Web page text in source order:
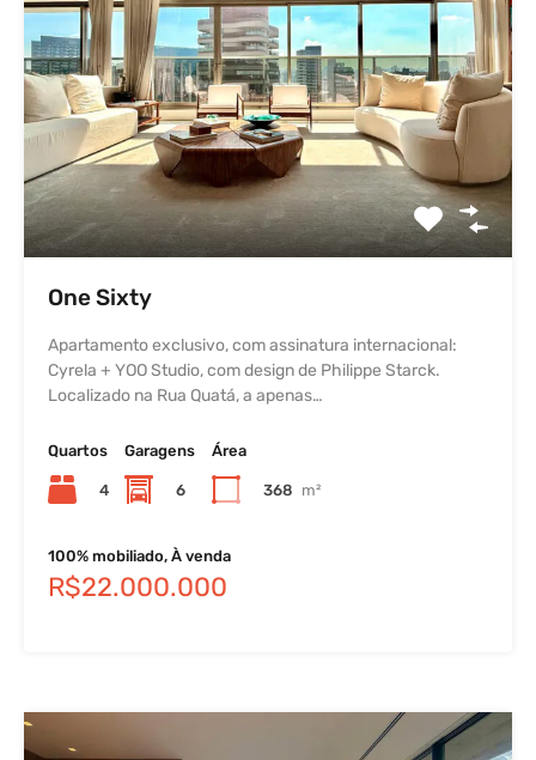
One Sixty
Apartamento exclusivo, com assinatura internacional:
Cyrela + YOO Studio, com design de Philippe Starck.
Localizado na Rua Quatá, a apenas…
Quartos
4
Garagens
6
Área
368 m²
100% mobiliado, À venda
R$22.000.000